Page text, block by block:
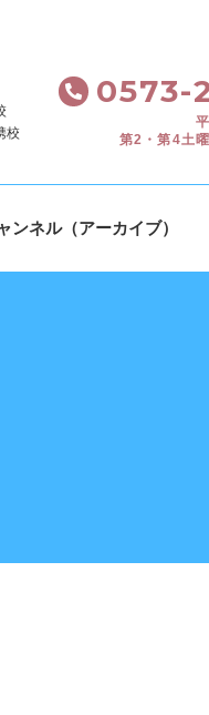
校
0573-
第2・第4土
ンネル（アーカイブ）